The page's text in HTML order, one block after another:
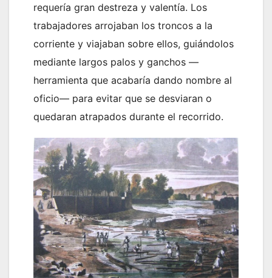
requería gran destreza y valentía. Los
trabajadores arrojaban los troncos a la
corriente y viajaban sobre ellos, guiándolos
mediante largos palos y ganchos —
herramienta que acabaría dando nombre al
oficio— para evitar que se desviaran o
quedaran atrapados durante el recorrido.